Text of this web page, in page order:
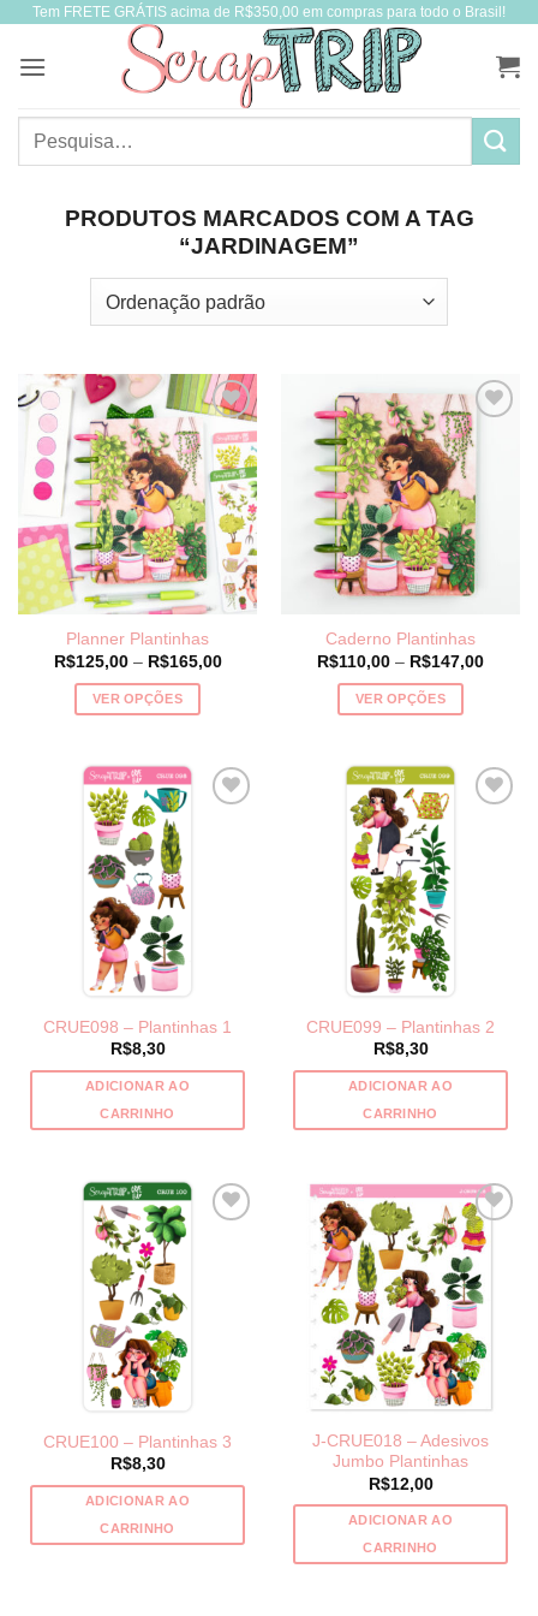
Skip
content
Tem FRETE GRÁTIS acima de R$350,00 em compras para todo o Brasil!
Pesquisar
PRODUTOS MARCADOS COM A TAG
“JARDINAGEM”
Planner Plantinhas
R$125,00 – R$165,00Price
VER OPÇÕES
tem
várias
variantes.
As
opções
podem
ser
escolhidas
na
do
produto
Caderno Plantinhas
R$110,00 – R$147,00Price
VER OPÇÕES
tem
várias
variantes.
As
opções
podem
ser
escolhidas
na
do
produto
CRUE098 – Plantinhas 1
R$8,30
ADICIONAR AO
CARRINHO
CRUE099 – Plantinhas 2
R$8,30
ADICIONAR AO
CARRINHO
CRUE100 – Plantinhas 3
R$8,30
ADICIONAR AO
CARRINHO
J-CRUE018 – Adesivos
Jumbo Plantinhas
R$12,00
ADICIONAR AO
CARRINHO